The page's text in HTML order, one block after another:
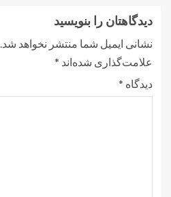
دیدگاهتان را بنویسید
نشانی ایمیل شما منتشر نخواهد شد.
علامت‌گذاری شده‌اند *
دیدگاه *